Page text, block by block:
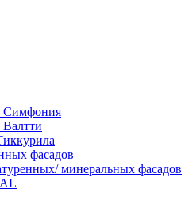
Симфония
фасадов
минеральных фасадов